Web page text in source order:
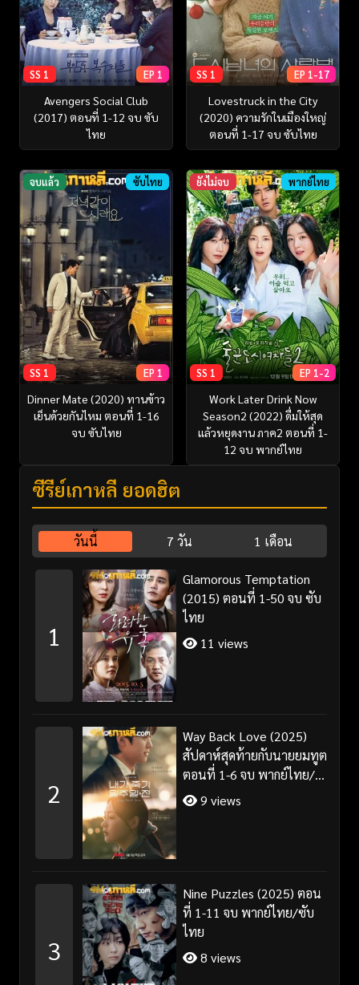
SS 1 EP 1
Avengers Social Club
(2017) ตอนที่ 1-12 จบ ซับ
ไทย
SS 1 EP 1-17
Lovestruck in the City
(2020) ความรักในเมืองใหญ่
ตอนที่ 1-17 จบ ซับไทย
จบแล้ว ซับไทย
SS 1 EP 1
Dinner Mate (2020) ทานข้าว
เย็นด้วยกันไหม ตอนที่ 1-16
จบ ซับไทย
ยังไม่จบ พากย์ไทย
SS 1 EP 1-2
Work Later Drink Now
Season2 (2022) ดื่มให้สุด
แล้วหยุดงาน ภาค2 ตอนที่ 1-
12 จบ พากย์ไทย
ซีรี่ย์เกาหลี ยอดฮิต
วันนี้ 7 วัน 1 เดือน
1
Glamorous Temptation
(2015) ตอนที่ 1-50 จบ ซับ
ไทย
11 views
2
Way Back Love (2025)
สัปดาห์สุดท้ายกับนายยมทูต
ตอนที่ 1-6 จบ พากย์ไทย/
ซับไทย
9 views
3
Nine Puzzles (2025) ตอน
ที่ 1-11 จบ พากย์ไทย/ซับ
ไทย
8 views